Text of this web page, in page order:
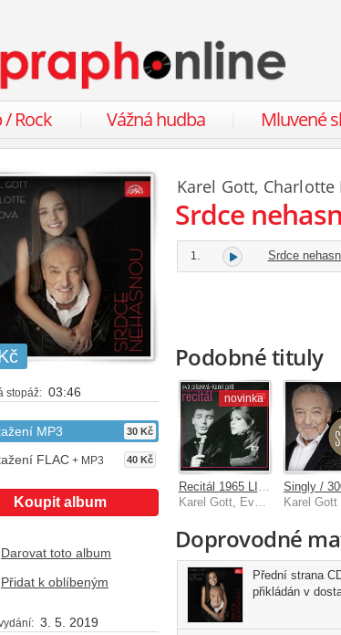
/ Rock Vážná hudba Mluvené
stopáž: 03:46
MP3 30 Kč
FLAC + MP3 40 Kč
Koupit album
Darovat toto album
Přidat k oblíbeným
3. 5. 2019
Karel Gott, Charlotte
Srdce
1. Srdce
Podobné tituly
novinka
Karel Gott, Eva Pilarová
Karel Gott
Doprovodné
Přední strana
přikládán v